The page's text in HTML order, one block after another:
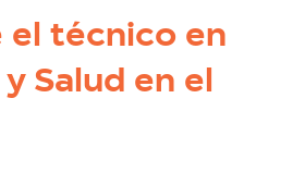
el técnico en
Salud en el